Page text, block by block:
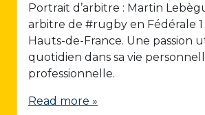
Portrait d’arbitre : Martin
arbitre de #rugby en Fédérale 1
Hauts-de-France. Une passion
quotidien dans sa vie
professionnelle.
Read more »